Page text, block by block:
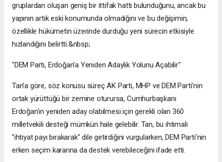
gruplardan oluşan geniş bir ittifak hattı bulunduğunu, ancak bu
yapının artık eski konumunda olmadığını ve bu değişimin,
özellikle hükümetin üzerinde durduğu yeni sürecin etkisiyle
hızlandığını belirtti.&nbsp;
"DEM Parti, Erdoğan'a Yeniden Adaylık Yolunu Açabilir"
Tan'a göre, söz konusu süreç AK Parti, MHP ve DEM Parti'nin
ortak yürüttüğü bir zemine oturursa, Cumhurbaşkanı
Erdoğan'ın yeniden aday olabilmesi için gerekli olan 360
milletvekili desteği mümkün hale gelebilir. Tan, bu ihtimali
"ihtiyat payı bırakarak" dile getirdiğini vurgularken, DEM Parti'nin
erken seçim kararına da destek verebileceğini ifade etti.